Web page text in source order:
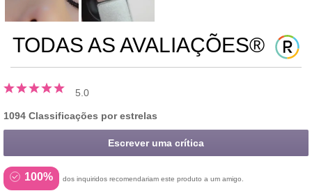
TODAS AS AVALIAÇÕES®
5.0
1094 Classificações por estrelas
Escrever uma crítica
100% dos inquiridos recomendariam este produto a um amigo.